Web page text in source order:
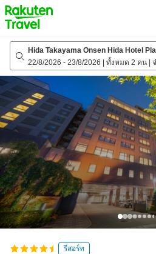
to
top
page
Hida Takayama Onsen Hida Hotel
22/8/2026 - 23/8/2026 ทั้งหมด 2 คน
รีสอร์ท